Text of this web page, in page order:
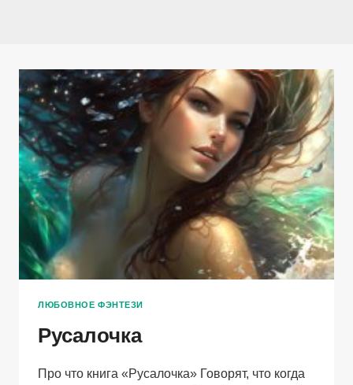
ЛЮБОВНОЕ ФЭНТЕЗИ
Русалочка
Про что книга «Русалочка» Говорят, что когда